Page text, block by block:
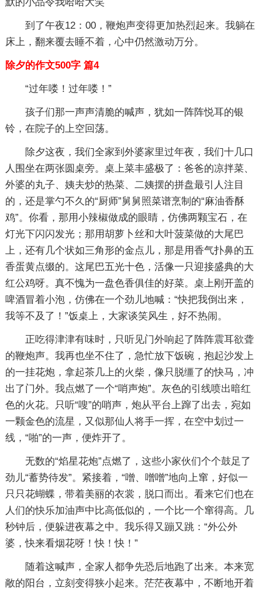
到了午夜12：00，鞭炮声变得更加热烈起来。我躺在
床上，翻来覆去睡不着，心中仍然激动万分。
除夕的作文500字 篇4
“过年喽！过年喽！”
孩子们那一声声清脆的喊声，犹如一阵阵悦耳的银
铃，在院子的上空回荡。
除夕这夜，我们全家到外婆家里过年夜，我们十几口
人围坐在两张圆桌旁。桌上菜丰盛极了：爸爸的凉拌菜、
外婆的丸子、姨夫炒的热菜、二姨摆的拼盘最引人注目
的，还是掌勺不久的“厨师”舅舅照菜谱烹制的“麻油香酥
鸡”。你看，那用小辣椒做成的眼睛，仿佛两颗宝石，在
灯光下闪闪发光；那用胡萝卜丝和大叶菠菜做的大尾巴
上，还有几个状如三角形的金点儿，那是用香气扑鼻的五
香蛋黄点缀的。这尾巴五光十色，活像一只迎接盛典的大
红公鸡呀。真不愧为一盘色香俱佳的好菜。桌上刚开盖的
啤酒冒着小泡，仿佛在一个劲儿地喊：“快把我倒出来，
我等不及了！”饭桌上，大家谈笑风生，好不热闹。
正吃得津津有味时，只听见门外响起了阵阵震耳欲聋
的鞭炮声。我再也坐不住了，急忙放下饭碗，抱起沙发上
的一挂花炮，拿起茶几上的火柴，像只脱缰了的快马，冲
出了门外。我点燃了一个“哨声炮”。灰色的引线喷出暗红
色的火花。只听“嗖”的哨声，炮从平台上蹿了出去，宛如
一颗金色的流星，又似那仙人将手一挥，在空中划过一
线，“啪”的一声，便炸开了。
无数的“焰星花炮”点燃了，这些小家伙们个个鼓足了
劲儿“蓄势待发”。紧接着，“噌、噌噌”地向上窜，好似一
只只花蝴蝶，带着美丽的衣裳，脱口而出。看来它们也在
人们的快乐加油声中比高低似的，一个比一个窜得高。几
秒钟后，便躲进夜幕之中。我乐得又蹦又跳：“外公外
婆，快来看烟花呀！快！快！”
随着这喊声，全家人都争先恐后地跑了出来。本来宽
敞的阳台，立刻变得狭小起来。茫茫夜幕中，不断地开着